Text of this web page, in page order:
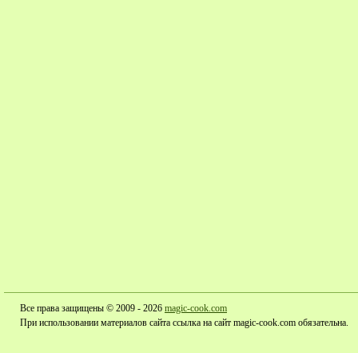
Все права защищены © 2009 - 2026 magic-cook.com
При использовании материалов сайта ссылка на сайт magic-cook.com обязательна.